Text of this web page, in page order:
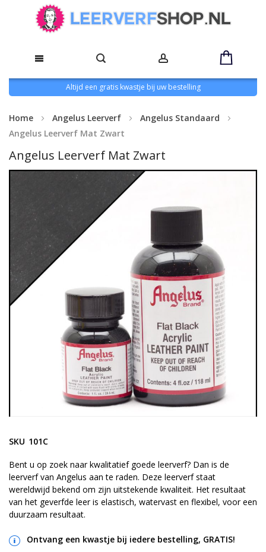
Altijd een gratis kwastje bij uw bestelling
Home Angelus Leerverf
Angelus Standaard
Angelus Leerverf Mat Zwart
Angelus Leerverf Mat Zwart
Ga
de
afbeeldingen-
gallerij
naar
begin
van
de
afbeeldingen-
gallerij
SKU 101C
Bent u op zoek naar kwalitatief goede leerverf? Dan is de
leerverf van Angelus aan te raden. Deze leerverf staat
wereldwijd bekend om zijn uitstekende kwaliteit. Het resultaat
van het geverfde leer is elastisch, watervast en flexibel, voor een
duurzaam resultaat.
Ontvang een kwastje bij iedere bestelling, GRATIS!